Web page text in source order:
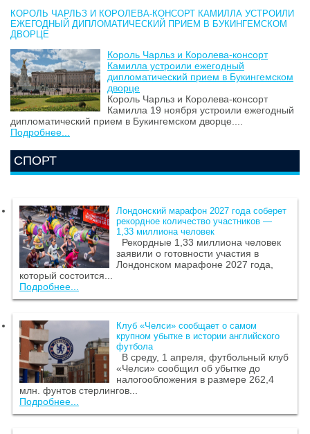
КОРОЛЬ ЧАРЛЬЗ И КОРОЛЕВА-КОНСОРТ КАМИЛЛА УСТРОИЛИ
ЕЖЕГОДНЫЙ ДИПЛОМАТИЧЕСКИЙ ПРИЕМ В БУКИНГЕМСКОМ
ДВОРЦЕ
Король Чарльз и Королева-консорт
Камилла устроили ежегодный
дипломатический прием в Букингемском
дворце
Король Чарльз и Королева-консорт
Камилла 19 ноября устроили ежегодный
дипломатический прием в Букингемском дворце....
Подробнее...
СПОРТ
Лондонский марафон 2027 года соберет
рекордное количество участников —
1,33 миллиона человек
Рекордные 1,33 миллиона человек
заявили о готовности участия в
Лондонском марафоне 2027 года,
который состоится...
Подробнее...
Клуб «Челси» сообщает о самом
крупном убытке в истории английского
футбола
В среду, 1 апреля, футбольный клуб
«Челси» сообщил об убытке до
налогообложения в размере 262,4
млн. фунтов стерлингов...
Подробнее...